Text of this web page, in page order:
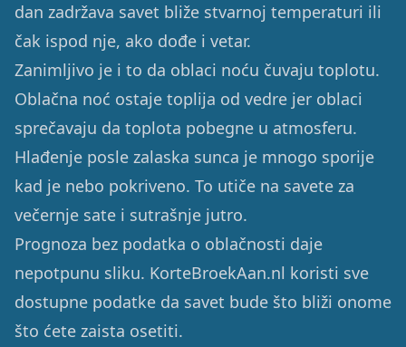
dan zadržava savet bliže stvarnoj temperaturi ili
čak ispod nje, ako dođe i vetar.
Zanimljivo je i to da oblaci noću čuvaju toplotu.
Oblačna noć ostaje toplija od vedre jer oblaci
sprečavaju da toplota pobegne u atmosferu.
Hlađenje posle zalaska sunca je mnogo sporije
kad je nebo pokriveno. To utiče na savete za
večernje sate i sutrašnje jutro.
Prognoza bez podatka o oblačnosti daje
nepotpunu sliku. KorteBroekAan.nl koristi sve
dostupne podatke da savet bude što bliži onome
što ćete zaista osetiti.